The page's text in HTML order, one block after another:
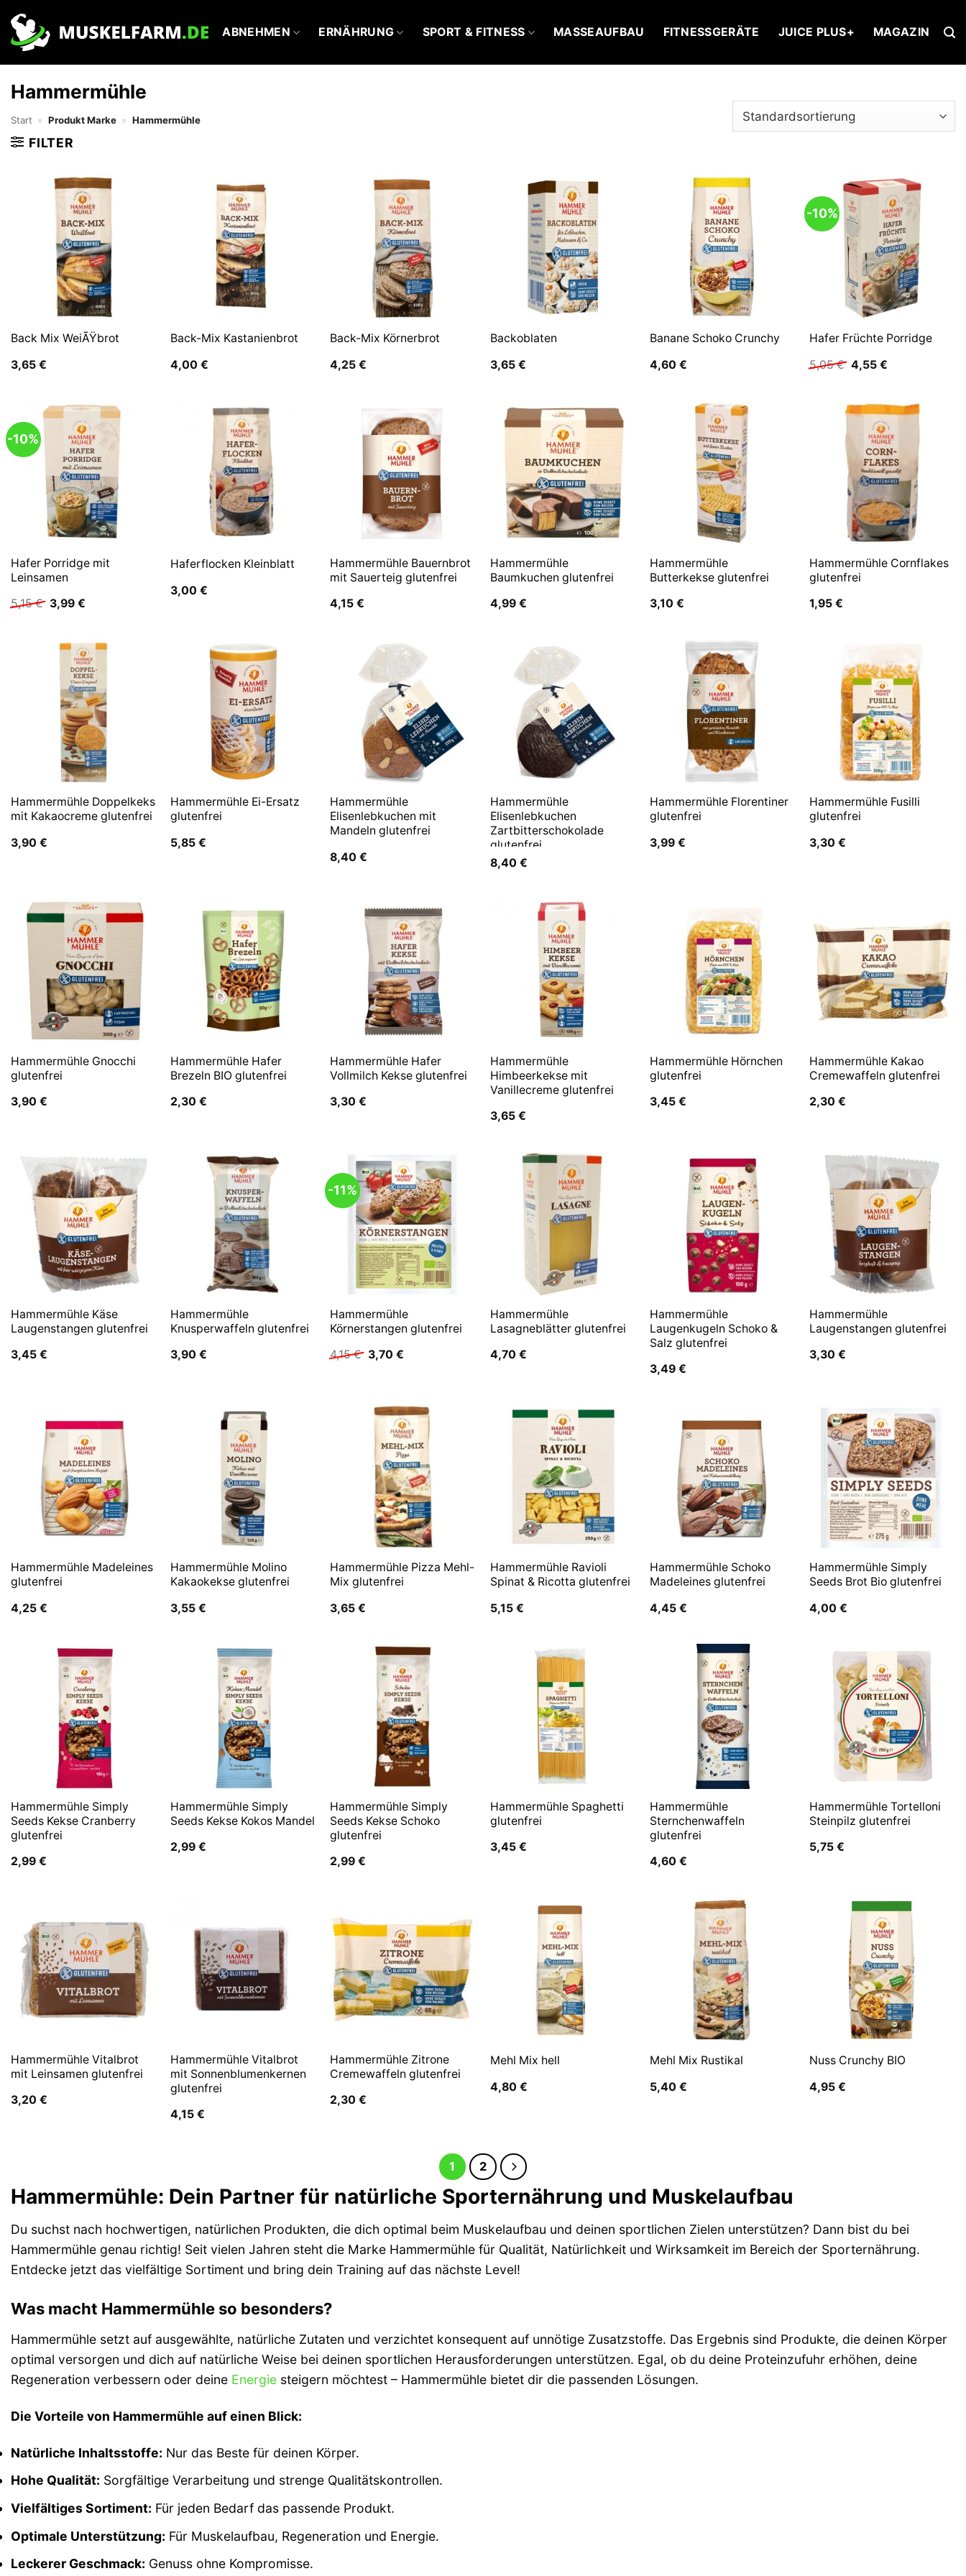
Inhalt
springen
ABNEHMEN ERNÄHRUNG SPORT & FITNESS MASSEAUFBAU FITNESSGERÄTE JUICE PLUS+ MAGAZIN
Hammermühle
Start » Produkt Marke » Hammermühle
FILTER
Back Mix WeiÃŸbrot
3,65 €
Back-Mix Kastanienbrot
4,00€
Back-Mix Körnerbrot
4,25€
Backoblaten
3,65 €
Banane Schoko Crunchy
4,60€
-10%
Hafer Früchte Porridge
5,05€ Ursprünglicher
Preis
4,55€
-10%
Hafer Porridge mit
Leinsamen
5,15€ Ursprünglicher
Preis
3,99 €Aktueller
Haferflocken Kleinblatt
3,00€
Hammermühle Bauernbrot
mit Sauerteig glutenfrei
4,15€
Hammermühle
Baumkuchen glutenfrei
4,99 €
Hammermühle
Butterkekse glutenfrei
3,10€
Hammermühle Cornflakes
glutenfrei
1,95€
Hammermühle Doppelkeks
mit Kakaocreme glutenfrei
3,90 €
Hammermühle Ei-Ersatz
glutenfrei
5,85€
Hammermühle
Elisenlebkuchen mit
Mandeln glutenfrei
8,40€
Hammermühle
Elisenlebkuchen
Zartbitterschokolade
glutenfrei
8,40 €
Hammermühle Florentiner
glutenfrei
3,99€
Hammermühle Fusilli
glutenfrei
3,30€
Hammermühle Gnocchi
glutenfrei
3,90 €
Hammermühle Hafer
Brezeln BIO glutenfrei
2,30€
Hammermühle Hafer
Vollmilch Kekse glutenfrei
3,30€
Hammermühle
Himbeerkekse mit
Vanillecreme glutenfrei
3,65 €
Hammermühle Hörnchen
glutenfrei
3,45€
Hammermühle Kakao
Cremewaffeln glutenfrei
2,30€
Hammermühle Käse
Laugenstangen glutenfrei
3,45 €
Hammermühle
Knusperwaffeln glutenfrei
3,90€
-11%
Hammermühle
Körnerstangen glutenfrei
4,15€ Ursprünglicher
Preis
3,70€
Hammermühle
Lasagneblätter glutenfrei
4,70 €
Hammermühle
Laugenkugeln Schoko &
Salz glutenfrei
3,49€
Hammermühle
Laugenstangen glutenfrei
3,30€
Hammermühle Madeleines
glutenfrei
4,25 €
Hammermühle Molino
Kakaokekse glutenfrei
3,55€
Hammermühle Pizza Mehl-
Mix glutenfrei
3,65€
Hammermühle Ravioli
Spinat & Ricotta glutenfrei
5,15 €
Hammermühle Schoko
Madeleines glutenfrei
4,45€
Hammermühle Simply
Seeds Brot Bio glutenfrei
4,00€
Hammermühle Simply
Seeds Kekse Cranberry
glutenfrei
2,99 €
Hammermühle Simply
Seeds Kekse Kokos Mandel
2,99€
Hammermühle Simply
Seeds Kekse Schoko
glutenfrei
2,99€
Hammermühle Spaghetti
glutenfrei
3,45 €
Hammermühle
Sternchenwaffeln
glutenfrei
4,60€
Hammermühle Tortelloni
Steinpilz glutenfrei
5,75€
Hammermühle Vitalbrot
mit Leinsamen glutenfrei
3,20 €
Hammermühle Vitalbrot
mit Sonnenblumenkernen
glutenfrei
4,15€
Hammermühle Zitrone
Cremewaffeln glutenfrei
2,30€
Mehl Mix hell
4,80 €
Mehl Mix Rustikal
5,40€
Nuss Crunchy BIO
4,95€
1 2
Hammermühle: Dein Partner für natürliche Sporternährung und Muskelaufbau
Du suchst nach hochwertigen, natürlichen Produkten, die dich optimal beim Muskelaufbau und deinen sportlichen Zielen unterstützen? Dann bist du bei
Hammermühle genau richtig! Seit vielen Jahren steht die Marke Hammermühle für Qualität, Natürlichkeit und Wirksamkeit im Bereich der Sporternährung.
Entdecke jetzt das vielfältige Sortiment und bring dein Training auf das nächste Level!
Was macht Hammermühle so besonders?
Hammermühle setzt auf ausgewählte, natürliche Zutaten und verzichtet konsequent auf unnötige Zusatzstoffe. Das Ergebnis sind Produkte, die deinen Körper
optimal versorgen und dich auf natürliche Weise bei deinen sportlichen Herausforderungen unterstützen. Egal, ob du deine Proteinzufuhr erhöhen, deine
Regeneration verbessern oder deine Energie steigern möchtest – Hammermühle bietet dir die passenden Lösungen.
Die Vorteile von Hammermühle auf einen Blick:
Natürliche Inhaltsstoffe: Nur das Beste für deinen Körper.
Hohe Qualität: Sorgfältige Verarbeitung und strenge Qualitätskontrollen.
Vielfältiges Sortiment: Für jeden Bedarf das passende Produkt.
Optimale Unterstützung: Für Muskelaufbau, Regeneration und Energie.
Leckerer Geschmack: Genuss ohne Kompromisse.